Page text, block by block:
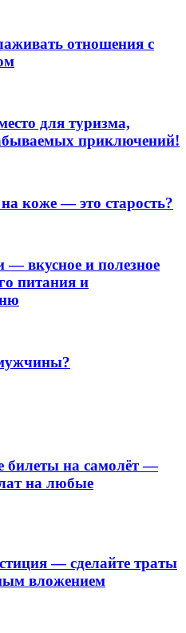
отношения с
для туризма,
приключений!
коже — это старость?
вкусное и полезное
питания и
билеты на самолёт —
на любые
— сделайте траты
вложением